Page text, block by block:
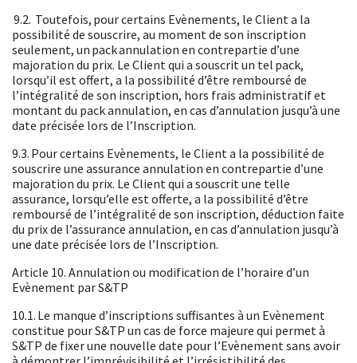
9.2. Toutefois, pour certains Evènements, le Client a la
possibilité de souscrire, au moment de son inscription
seulement, un pack annulation en contrepartie d’une
majoration du prix. Le Client qui a souscrit un tel pack,
lorsqu’il est offert, a la possibilité d’être remboursé de
l’intégralité de son inscription, hors frais administratif et
montant du pack annulation, en cas d’annulation jusqu’à une
date précisée lors de l’Inscription.
9.3. Pour certains Evènements, le Client a la possibilité de
souscrire une assurance annulation en contrepartie d’une
majoration du prix. Le Client qui a souscrit une telle
assurance, lorsqu’elle est offerte, a la possibilité d’être
remboursé de l’intégralité de son inscription, déduction faite
du prix de l’assurance annulation, en cas d’annulation jusqu’à
une date précisée lors de l’Inscription.
Article 10. Annulation ou modification de l’horaire d’un
Evènement par S&TP
10.1. Le manque d’inscriptions suffisantes à un Evènement
constitue pour S&TP un cas de force majeure qui permet à
S&TP de fixer une nouvelle date pour l’Evènement sans avoir